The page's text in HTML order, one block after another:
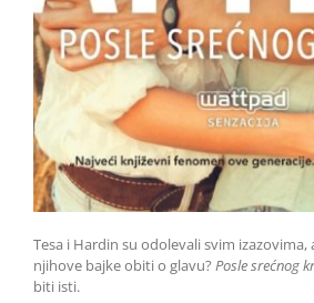
Tesa i Hardin su odolevali svim izazovima,
njihove bajke obiti o glavu? Posle srećnog
biti isti.